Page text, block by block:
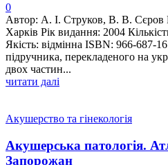
0
Автор: А. І. Струков, В. В. Сєров
Харків Рік видання: 2004
Якість: відмінна ISBN: 966-687-
підручника, перекладеного на
двох частин...
читати далі
Акушерство та гінекологія
Акушерська патологія.
Запорожан